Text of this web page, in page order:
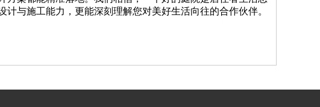
与施工能力，更能深刻理解您对美好生活向往的合作伙伴。